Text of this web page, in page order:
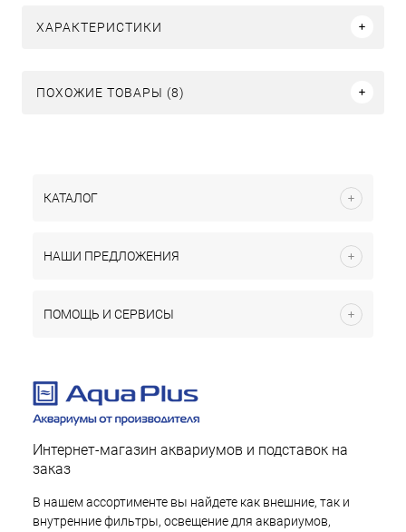
ХАРАКТЕРИСТИКИ
ПОХОЖИЕ ТОВАРЫ (8)
КАТАЛОГ
НАШИ ПРЕДЛОЖЕНИЯ
ПОМОЩЬ И СЕРВИСЫ
Интернет-магазин аквариумов и подставок на
заказ
В нашем ассортименте вы найдете как внешние, так и
внутренние фильтры, освещение для аквариумов,